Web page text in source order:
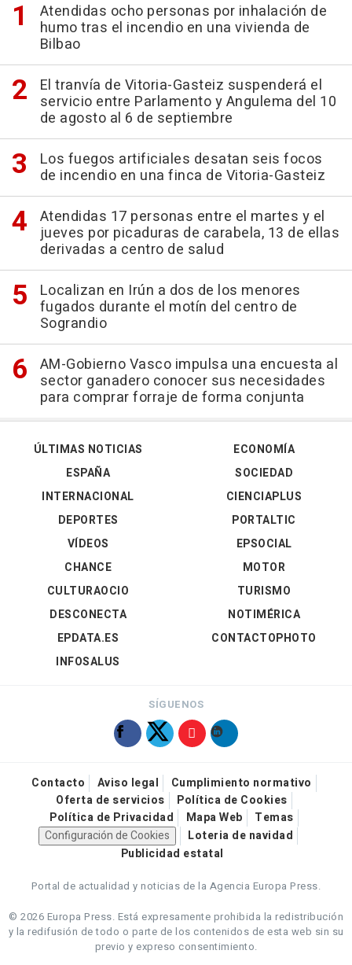
Atendidas ocho personas por inhalación de
humo tras el incendio en una vivienda de
Bilbao
El tranvía de Vitoria-Gasteiz suspenderá el
servicio entre Parlamento y Angulema del 10
de agosto al 6 de septiembre
Los fuegos artificiales desatan seis focos
de incendio en una finca de Vitoria-Gasteiz
Atendidas 17 personas entre el martes y el
jueves por picaduras de carabela, 13 de ellas
derivadas a centro de salud
Localizan en Irún a dos de los menores
fugados durante el motín del centro de
Sograndio
AM-Gobierno Vasco impulsa una encuesta al
sector ganadero conocer sus necesidades
para comprar forraje de forma conjunta
ÚLTIMAS NOTICIAS
ESPAÑA
INTERNACIONAL
DEPORTES
VÍDEOS
ECONOMÍA
SOCIEDAD
CIENCIAPLUS
PORTALTIC
EPSOCIAL
CHANCE
CULTURAOCIO
DESCONECTA
EPDATA.ES
INFOSALUS
MOTOR
TURISMO
NOTIMÉRICA
CONTACTOPHOTO
SÍGUENOS
Contacto Aviso legal
Cumplimiento normativo
Oferta de servicios
Política de Cookies
Política de Privacidad
Mapa Web
Temas
Configuración de Cookies
Loteria de navidad
Publicidad estatal
Portal de actualidad y noticias de la Agencia Europa Press.
© 2026 Europa Press. Está expresamente prohibida la redistribución
y la redifusión de todo o parte de los contenidos de esta web sin su
previo y expreso consentimiento.